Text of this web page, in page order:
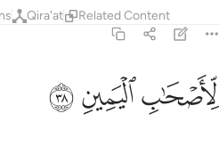
Qira'at Related Content
لاصحاب اليمين ٣٨
لِّأَصْحَـٰبِ ٱلْيَمِينِ ٣٨
ﲛﲜﲝ